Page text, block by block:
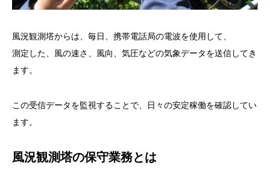
風況観測塔からは、毎日、携帯電話局の電波を使用して、
測定した、風の速さ、風向、気圧などの気象データを送信してき
ます。
この受信データを監視することで、日々の安定稼働を確認してい
ます。
風況観測塔の保守業務とは